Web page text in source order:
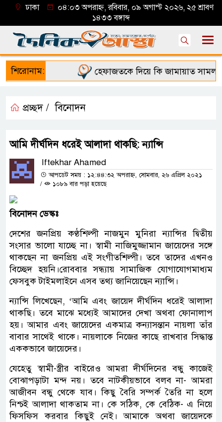
ঢাকা
০৪:০৩ অপরাহ্ন, রবিবার, ০৯ অগাস্ট ২০২৬, ২৫ শ্রাবণ
১৪৩৩ বঙ্গাব্দ
শিরোনাম: হেফাজতকে দিয়ে কি জামায়াত সামলাতে
প্রচ্ছদ / বিনোদন
আমি দীর্ঘদিন ধরেই আলাদা থাকছি: ন্যান্সি
Iftekhar Ahamed
আপডেট সময় : ১২:৪৪:৩২ অপরাহ্ন, সোমবার, ২৬ এপ্রিল ২০২১
/
১০৮৯ বার পড়া হয়েছে
বিনোদন ডেস্কঃ
দেশের জনপ্রিয় কণ্ঠশিল্পী নাজমুন মুনিরা ন্যান্সির দ্বিতীয়
সংসার ভালো যাচ্ছে না। স্বামী নাজিমুজ্জামান জায়েদের সঙ্গে
থাকছেন না জনপ্রিয় এই সংগীতশিল্পী। তবে তাদের এখনও
বিচ্ছেদ হয়নি।রোববার সন্ধ্যায় সামাজিক যোগাযোগমাধ্যম
ফেসবুক টাইমলাইনে এসব তথ্য জানিয়েছেন ন্যান্সি।
ন্যান্সি লিখেছেন, ‘আমি এবং জায়েদ দীর্ঘদিন ধরেই আলাদা
থাকছি। তবে মাঝে মধ্যেই আমাদের দেখা অথবা ফোনালাপ
হয়। আমার এবং জায়েদের একমাত্র কন্যাসন্তান নায়লা তাঁর
বাবার সাথেই থাকে। নায়লাকে নিজের কাছে রাখবার সিদ্ধান্ত
এককভাবে জায়েদের।
যেহেতু স্বামী-স্ত্রীর বাইরেও আমরা দীর্ঘদিনের বন্ধু কাজেই
বোঝাপড়াটা মন্দ নয়। তবে নাটকীয়ভাবে বলব না- আমরা
আজীবন বন্ধু থেকে যাব। কিছু বৈরি সম্পর্ক তৈরি না হলে
নিশ্চই আলাদা থাকতাম না। কে সঠিক, কে বেঠিক- এ নিয়ে
ফিসফিস করবার কিছুই নেই। আমাকে অথবা জায়েদকে